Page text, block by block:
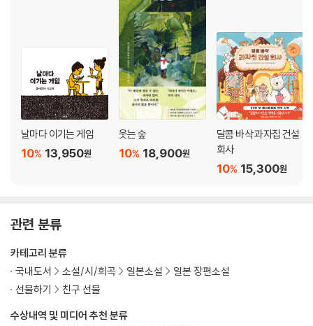
날마다 이기는 게임
13,950원
10%
웃는 숲
18,900원
10%
달콤 바삭 과자집 건설
회사
15,300원
10%
관련 분류
수상내역 및 미디어 추천 분류
카테고리 분류
국내도서
소설/시/희곡 일본소설
일본 장편소설
선물하기
친구 선물